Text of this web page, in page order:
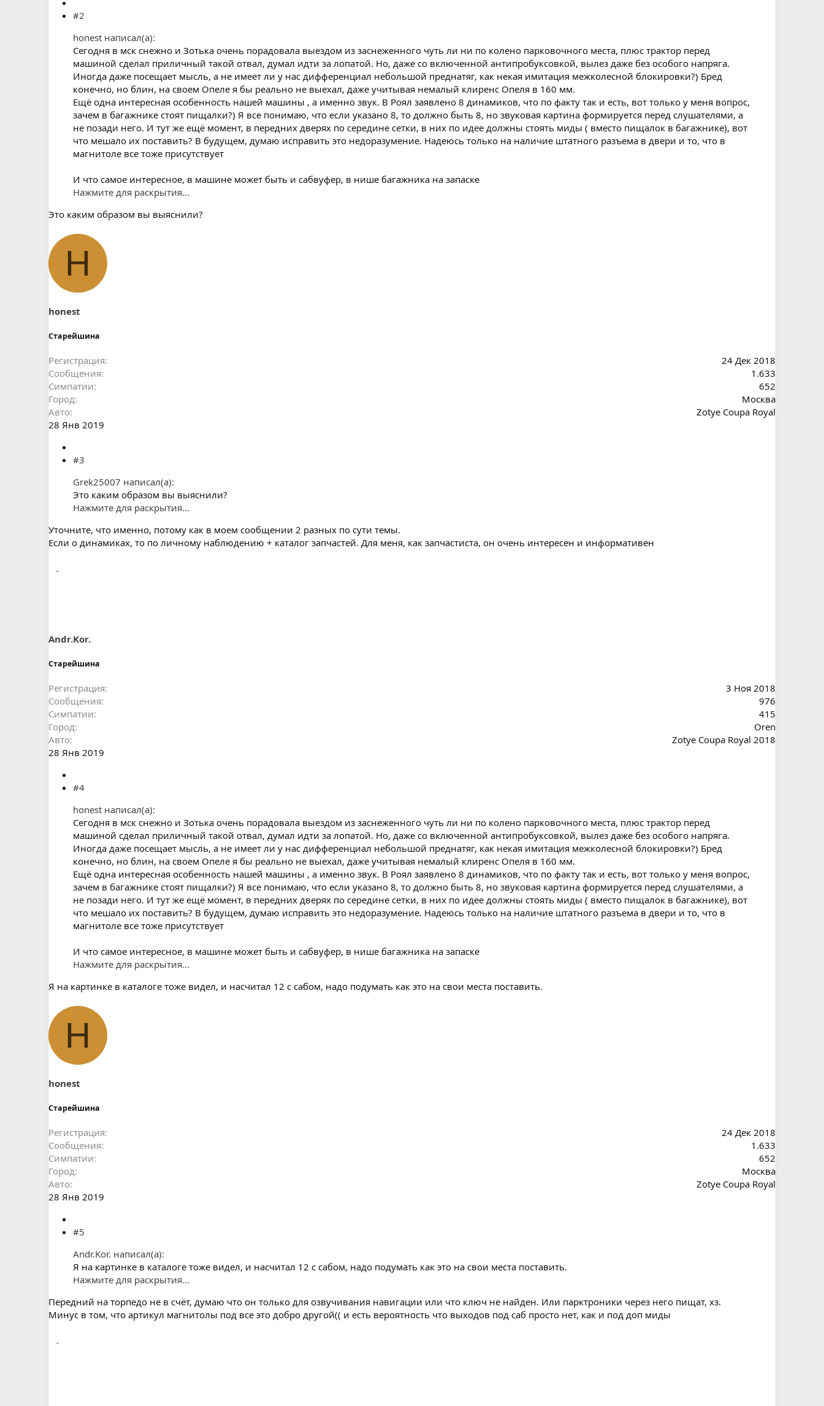
#2
honest написал(а):
Сегодня в мск снежно и Зотька очень порадовала выездом из заснеженного чуть ли ни по колено парковочного места, плюс трактор перед
машиной сделал приличный такой отвал, думал идти за лопатой. Но, даже со включенной антипробуксовкой, вылез даже без особого напряга.
Иногда даже посещает мысль, а не имеет ли у нас дифференциал небольшой преднатяг, как некая имитация межколесной блокировки?) Бред
конечно, но блин, на своем Опеле я бы реально не выехал, даже учитывая немалый клиренс Опеля в 160 мм.
Ещё одна интересная особенность нашей машины , а именно звук. В Роял заявлено 8 динамиков, что по факту так и есть, вот только у меня вопрос,
зачем в багажнике стоят пищалки?) Я все понимаю, что если указано 8, то должно быть 8, но звуковая картина формируется перед слушателями, а
не позади него. И тут же ещё момент, в передних дверях по середине сетки, в них по идее должны стоять миды ( вместо пищалок в багажнике), вот
что мешало их поставить? В будущем, думаю исправить это недоразумение. Надеюсь только на наличие штатного разъема в двери и то, что в
магнитоле все тоже присутствует
И что самое интересное, в машине может быть и сабвуфер, в нише багажника на запаске
Нажмите для раскрытия...
Это каким образом вы выяснили?
H
honest
Старейшина
Регистрация
24 Дек 2018
Сообщения
1.633
Симпатии
652
Город
Москва
Авто
Zotye Coupa Royal
28 Янв 2019
#3
Grek25007 написал(а):
Это каким образом вы выяснили?
Нажмите для раскрытия...
Уточните, что именно, потому как в моем сообщении 2 разных по сути темы.
Если о динамиках, то по личному наблюдению + каталог запчастей. Для меня, как запчастиста, он очень интересен и информативен
Andr.Kor.
Старейшина
Регистрация
3 Ноя 2018
Сообщения
976
Симпатии
415
Город
Oren
Авто
Zotye Coupa Royal 2018
28 Янв 2019
#4
honest написал(а):
Сегодня в мск снежно и Зотька очень порадовала выездом из заснеженного чуть ли ни по колено парковочного места, плюс трактор перед
машиной сделал приличный такой отвал, думал идти за лопатой. Но, даже со включенной антипробуксовкой, вылез даже без особого напряга.
Иногда даже посещает мысль, а не имеет ли у нас дифференциал небольшой преднатяг, как некая имитация межколесной блокировки?) Бред
конечно, но блин, на своем Опеле я бы реально не выехал, даже учитывая немалый клиренс Опеля в 160 мм.
Ещё одна интересная особенность нашей машины , а именно звук. В Роял заявлено 8 динамиков, что по факту так и есть, вот только у меня вопрос,
зачем в багажнике стоят пищалки?) Я все понимаю, что если указано 8, то должно быть 8, но звуковая картина формируется перед слушателями, а
не позади него. И тут же ещё момент, в передних дверях по середине сетки, в них по идее должны стоять миды ( вместо пищалок в багажнике), вот
что мешало их поставить? В будущем, думаю исправить это недоразумение. Надеюсь только на наличие штатного разъема в двери и то, что в
магнитоле все тоже присутствует
И что самое интересное, в машине может быть и сабвуфер, в нише багажника на запаске
Нажмите для раскрытия...
Я на картинке в каталоге тоже видел, и насчитал 12 с сабом, надо подумать как это на свои места поставить.
H
honest
Старейшина
Регистрация
24 Дек 2018
Сообщения
1.633
Симпатии
652
Город
Москва
Авто
Zotye Coupa Royal
28 Янв 2019
#5
Andr.Kor. написал(а):
Я на картинке в каталоге тоже видел, и насчитал 12 с сабом, надо подумать как это на свои места поставить.
Нажмите для раскрытия...
Передний на торпедо не в счёт, думаю что он только для озвучивания навигации или что ключ не найден. Или парктроники через него пищат, хз.
Минус в том, что артикул магнитолы под все это добро другой(( и есть вероятность что выходов под саб просто нет, как и под доп миды